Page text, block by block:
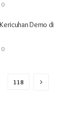
0
Demo di
0
118